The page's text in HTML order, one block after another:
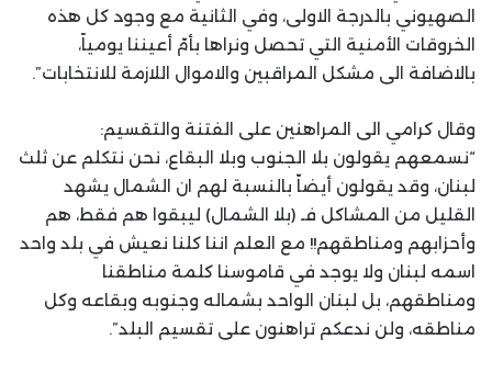
الصهيوني بالدرجة الاولى، وفي الثانية مع وجود كل هذه
الخروقات الأمنية التي تحصل ونراها بأمّ أعيننا يومياً،
بالاضافة الى مشكل المراقبين والاموال اللازمة للانتخابات”.
وقال كرامي الى المراهنين على الفتنة والتقسيم:
“نسمعهم يقولون بلا الجنوب وبلا البقاع، نحن نتكلم عن ثلث
لبنان، وقد يقولون أيضاّ بالنسبة لهم ان الشمال يشهد
القليل من المشاكل فـ (بلا الشمال) ليبقوا هم فقط، هم
وأحزابهم ومناطقهم!! مع العلم اننا كلنا نعيش في بلد واحد
اسمه لبنان ولا يوجد في قاموسنا كلمة مناطقنا
ومناطقهم، بل لبنان الواحد بشماله وجنوبه وبقاعه وكل
مناطقه، ولن ندعكم تراهنون على تقسيم البلد”.